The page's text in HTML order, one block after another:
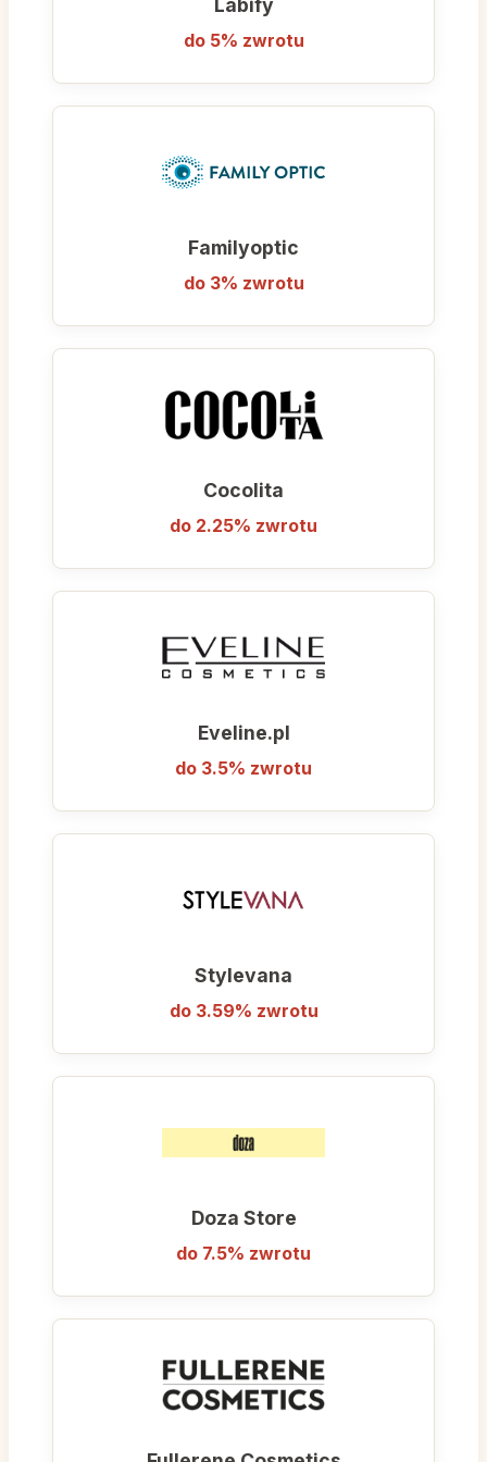
techniki aplikacji minerałów na sucho i na
Wybierając Ecolore, stawiasz na zdrowy
podkreśla jej naturalny blask i pozostaje
niewyczuwalny na skórze przez cały dzień.
Labify
do 5% zwrotu
Familyoptic
do 3% zwrotu
Cocolita
do 2.25% zwrotu
Eveline.pl
do 3.5% zwrotu
Stylevana
do 3.59% zwrotu
Doza Store
do 7.5% zwrotu